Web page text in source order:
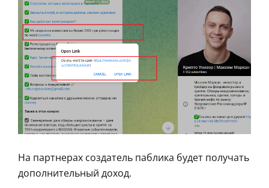
На партнерах создатель паблика будет получать
дополнительный доход.